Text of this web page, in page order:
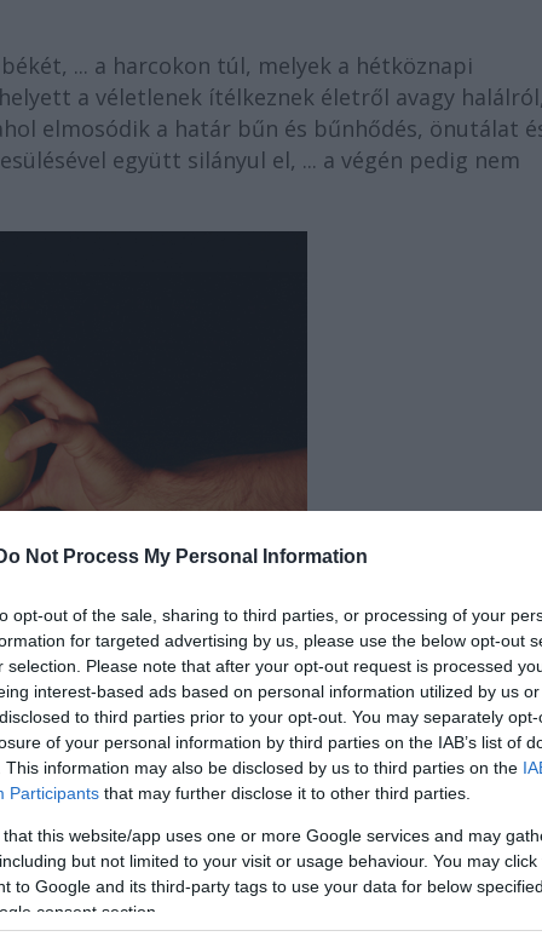
Not Process My Personal Information
opt-out of the sale, sharing to third parties, or processing of your
for targeted advertising by us, please use the below opt-out
selection. Please note that after your opt-out request is processed
interest-based ads based on personal information utilized by us
to third parties prior to your opt-out. You may separately
of your personal information by third parties on the IAB’s list of
This information may also be disclosed by us to third parties on the
Participants that may further disclose it to other third parties.
that this website/app uses one or more Google services and may
but not limited to your visit or usage behaviour. You may
to Google and its third-party tags to use your data for below
consent section.
... a harcokon túl, melyek a hétköznapi
a véletlenek ítélkeznek életről avagy halálról,
elmosódik a határ bűn és bűnhődés, önutálat
együtt silányul el, ... a végén pedig nem
rejtőzik az igazság? És mi jön az állítólagos
...Válaszok?
és forgatókönyvíró legismertebb
a megsemmisülésbe és a szótlanságba
kezd értelmetlenné válni."
végezte. 1990-1993 között macedón
1993-tól forgatókönyvírást tanított
tól az egyetem dramaturg szakának
Legismertebb műve aBure Barutaaz
került. A színdarabotGoran